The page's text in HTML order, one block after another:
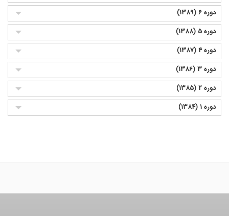
دوره 6 (1389)
دوره 5 (1388)
دوره 4 (1387)
دوره 3 (1386)
دوره 2 (1385)
دوره 1 (1384)